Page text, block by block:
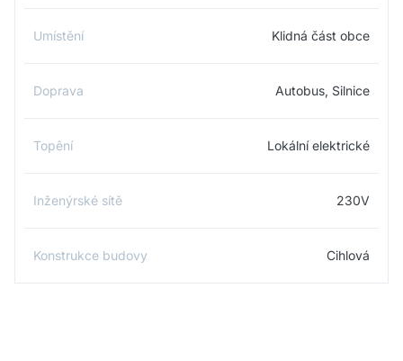
Umístění Klidná část obce
Doprava Autobus, Silnice
Topêní Lokální elektrické
Inženýrské sítě 230V
Konstrukce budovy Cihlová